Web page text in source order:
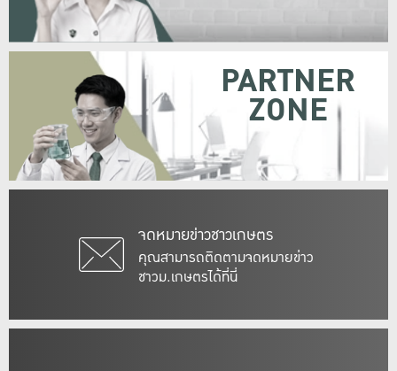
จดหมายข่าวชาวเกษตร
คุณสามารถติดตามจดหมายข่าว
ชาวม.เกษตรได้ที่นี่
PARTNER
ZONE